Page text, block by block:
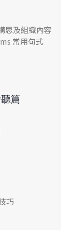
思及組織內容
常用句式
篇
巧